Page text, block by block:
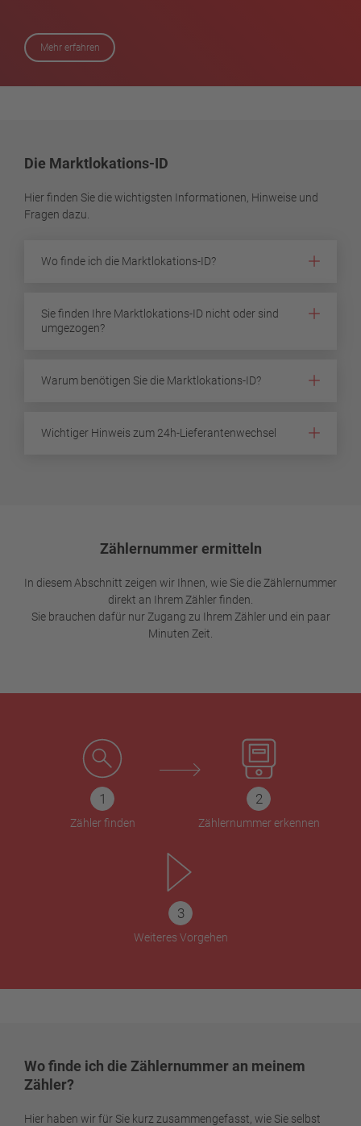
Mehr erfahren
Die Marktlokations-ID
Hier finden Sie die wichtigsten Informationen, Hinweise und
Fragen dazu.
Wo finde ich die Marktlokations-ID?
Sie finden Ihre Marktlokations-ID nicht oder sind
umgezogen?
Warum benötigen Sie die Marktlokations-ID?
Wichtiger Hinweis zum 24h-Lieferantenwechsel
Zählernummer ermitteln
In diesem Abschnitt zeigen wir Ihnen, wie Sie die Zählernummer
direkt an Ihrem Zähler finden.
Sie brauchen dafür nur Zugang zu Ihrem Zähler und ein paar
Minuten Zeit.
Zähler finden Zählernummer erkennen
Weiteres Vorgehen
Wo finde ich die Zählernummer an meinem
Zähler?
Hier haben wir für Sie kurz zusammengefasst, wie Sie selbst